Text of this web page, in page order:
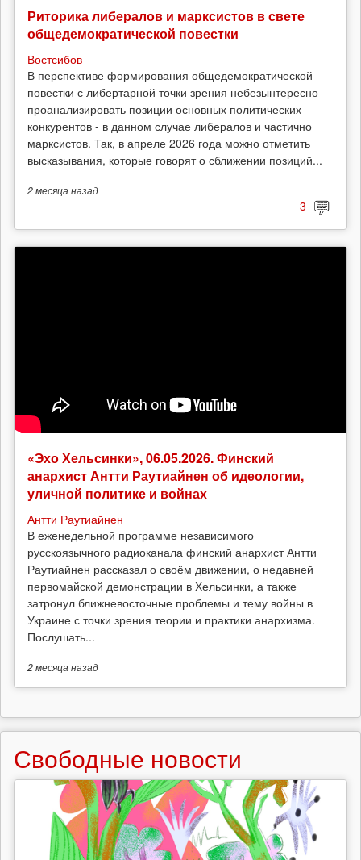
Риторика либералов и марксистов в свете
общедемократической повестки
Востсибов
В перспективе формирования общедемократической
повестки с либертарной точки зрения небезынтересно
проанализировать позиции основных политических
конкурентов - в данном случае либералов и частично
марксистов. Так, в апреле 2026 года можно отметить
высказывания, которые говорят о сближении позиций...
2 месяцаназад
3
«Эхо Хельсинки», 06.05.2026. Финский
анархист Антти Раутиайнен об идеологии,
уличной политике и войнах
Антти Раутиайнен
В еженедельной программе независимого
русскоязычного радиоканала финский анархист Антти
Раутиайнен рассказал о своём движении, о недавней
первомайской демонстрации в Хельсинки, а также
затронул ближневосточные проблемы и тему войны в
Украине с точки зрения теории и практики анархизма.
Послушать...
2 месяцаназад
Свободные новости